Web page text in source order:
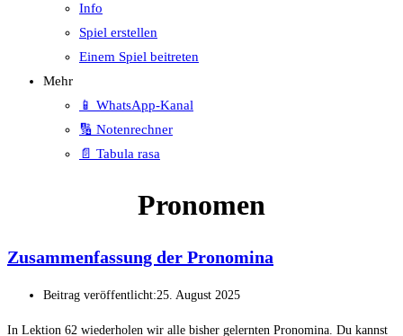
Info
Spiel erstellen
Einem Spiel beitreten
Mehr
📱 WhatsApp-Kanal
🔢 Notenrechner
📄 Tabula rasa
Pronomen
Zusammenfassung der Pronomina
Beitrag veröffentlicht:25. August 2025
In Lektion 62 wiederholen wir alle bisher gelernten Pronomina. Du kannst